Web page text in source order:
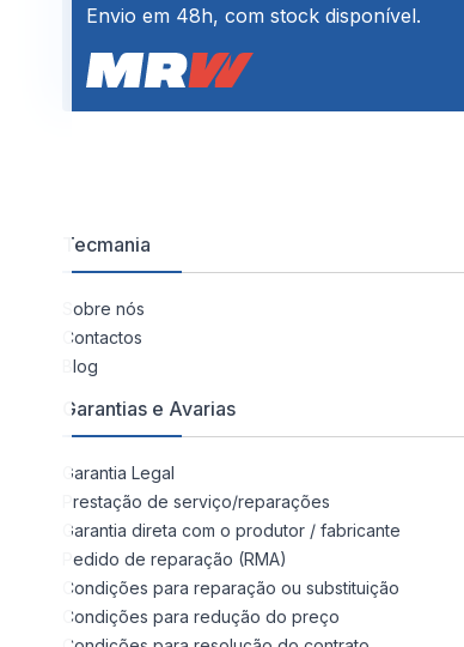
Envio em 48h, com stock disponível.
Tecmania
Sobre nós
Contactos
Blog
Garantias e Avarias
Garantia Legal
Prestação de serviço/reparações
Garantia direta com o produtor / fabricante
Pedido de reparação (RMA)
Condições para reparação ou substituição
Condições para redução do preço